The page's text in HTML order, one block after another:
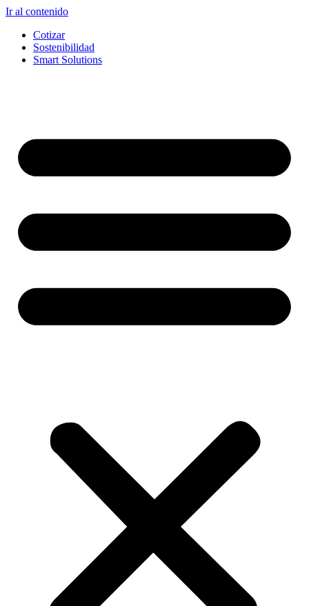
Ir al contenido
Cotizar
Sostenibilidad
Smart Solutions